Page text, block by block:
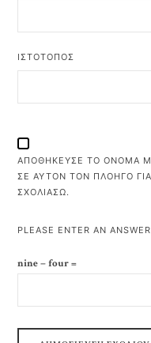
ΙΣΤΌΤΟΠΟΣ
ΑΠΟΘΉΚΕΥΣΕ ΤΟ ΌΝΟΜΆ
ΣΕ ΑΥΤΌΝ ΤΟΝ ΠΛΟΗΓΌ
ΣΧΟΛΙΆΣΩ.
PLEASE ENTER AN
nine − four =